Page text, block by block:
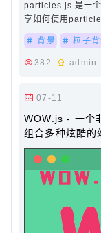
particles.js 是一
享如何使用
法：引用
背景 粒子
382 admin
07-11
WOW.js - 一个
组合多种炫酷的